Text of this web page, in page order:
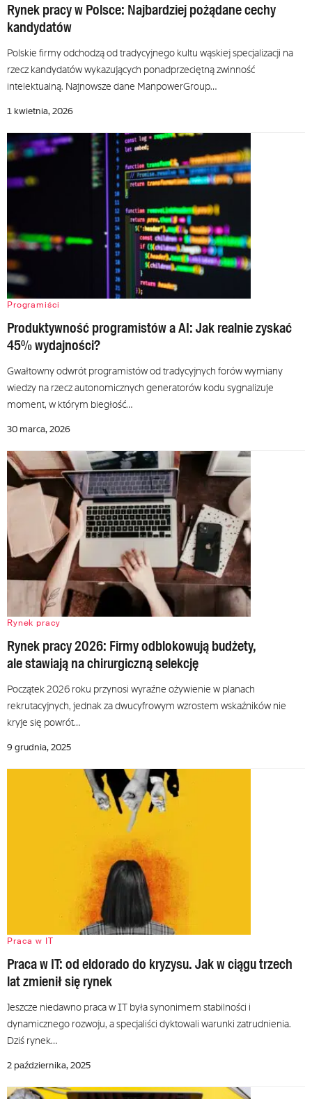
Rynek pracy w Polsce: Najbardziej pożądane cechy
kandydatów
Polskie firmy odchodzą od tradycyjnego kultu wąskiej specjalizacji na
rzecz kandydatów wykazujących ponadprzeciętną zwinność
intelektualną. Najnowsze dane ManpowerGroup…
1 kwietnia, 2026
Programiści
Produktywność programistów a AI: Jak realnie zyskać
45% wydajności?
Gwałtowny odwrót programistów od tradycyjnych forów wymiany
wiedzy na rzecz autonomicznych generatorów kodu sygnalizuje
moment, w którym biegłość…
30 marca, 2026
Rynek pracy
Rynek pracy 2026: Firmy odblokowują budżety,
ale stawiają na chirurgiczną selekcję
Początek 2026 roku przynosi wyraźne ożywienie w planach
rekrutacyjnych, jednak za dwucyfrowym wzrostem wskaźników nie
kryje się powrót…
9 grudnia, 2025
Praca w IT
Praca w IT: od eldorado do kryzysu. Jak w ciągu trzech
lat zmienił się rynek
Jeszcze niedawno praca w IT była synonimem stabilności i
dynamicznego rozwoju, a specjaliści dyktowali warunki zatrudnienia.
Dziś rynek…
2 października, 2025